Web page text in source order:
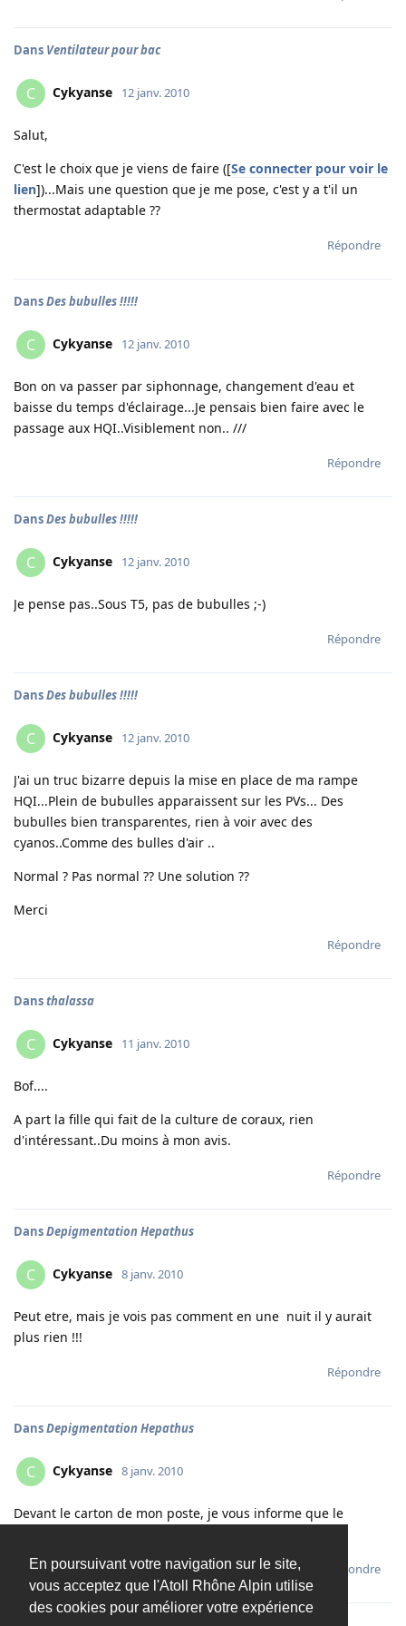
En poursuivant votre navigation sur le site,
vous acceptez que l'Atoll Rhône Alpin utilise
des cookies pour améliorer votre expérience
Dans Ventilateur pour bac
C Cykyanse 12 janv. 2010
Salut,
C'est le choix que je viens de faire ([Se connecter pour voir le
lien])...Mais une question que je me pose, c'est y a t'il un
thermostat adaptable ??
Répondre
DansDes bubulles !!!!!
C Cykyanse 12 janv. 2010
Bon on va passer par siphonnage, changement d'eau et
baisse du temps d'éclairage...Je pensais bien faire avec le
passage aux HQI..Visiblement non.. ///
Répondre
DansDes bubulles !!!!!
C Cykyanse 12 janv. 2010
Je pense pas..Sous T5, pas de bubulles ;-)
Répondre
DansDes bubulles !!!!!
C Cykyanse 12 janv. 2010
J'ai un truc bizarre depuis la mise en place de ma rampe
HQI...Plein de bubulles apparaissent sur les PVs... Des
bubulles bien transparentes, rien à voir avec des
cyanos..Comme des bulles d'air ..
Normal ? Pas normal ?? Une solution ??
Merci
Répondre
Dansthalassa
C Cykyanse 11 janv. 2010
Bof....
A part la fille qui fait de la culture de coraux, rien
d'intéressant..Du moins à mon avis.
Répondre
DansDepigmentation Hepathus
C Cykyanse 8 janv. 2010
Peut etre, mais je vois pas comment en une nuit il y aurait
plus rien !!!
Répondre
DansDepigmentation Hepathus
C Cykyanse 8 janv. 2010
Devant le carton de mon poste, je vous informe que le
Répondre